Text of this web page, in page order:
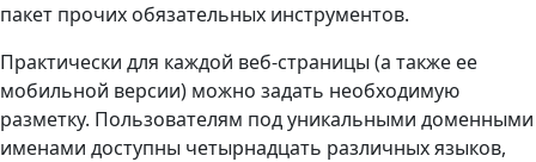
пакет прочих обязательных инструментов.
Практически для каждой веб-страницы (а также ее
мобильной версии) можно задать необходимую
разметку. Пользователям под уникальными доменными
именами доступны четырнадцать различных языков,